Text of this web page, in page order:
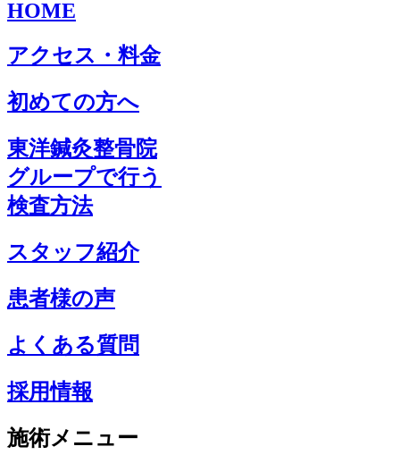
HOME
アクセス・料金
初めての方へ
東洋鍼灸整骨院
グループで行う
検査方法
スタッフ紹介
患者様の声
よくある質問
採用情報
施術メニュー